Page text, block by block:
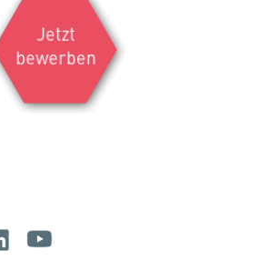
Jetzt
bewerben